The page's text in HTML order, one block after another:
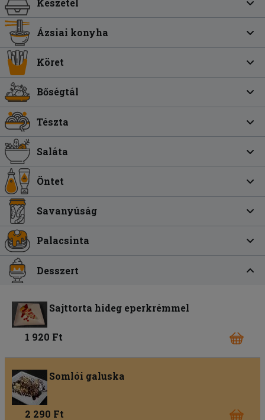
Készétel
Ázsiai konyha
Köret
Bőségtál
Tészta
Saláta
Öntet
Savanyúság
Palacsinta
Desszert
Sajttorta hideg eperkrémmel
1 920 Ft
Somlói galuska
2 290 Ft